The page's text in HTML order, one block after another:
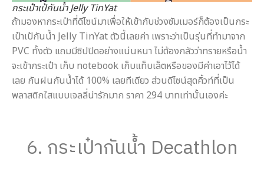
กระเป๋าเป้กันน้ำ Jelly TinYat
ถ้ามองหากระเป๋าที่ดีไซน์มาเพื่อให้เข้ากับช่วงซัมเมอร์ก็ต้องเป็นกระ
เป๋าเป้กันน้ำ Jelly TinYat ตัวนี้เลยค่า เพราะว่าเป็นรุ่นที่ทำมาจาก
PVC ทั้งตัว แถมมีซิปปิดอย่างแน่นหนา ไม่ต้องกลัวว่าทรายหรือน้ำ
จะเข้ากระเป๋า เก็บ notebook เก็บแท็บเล็ตหรือของมีค่าเอาไว้ได้
เลย กันฝนกันน้ำได้ 100% เลยทีเดียว ส่วนดีไซน์สุดคิ้วท์ที่เป็น
พลาสติกใสแบบเจลลี่น่ารักมาก ราคา 294 บาทเท่านั้นเองค่ะ
6. กระเป๋ากันน้ำ Decathlon